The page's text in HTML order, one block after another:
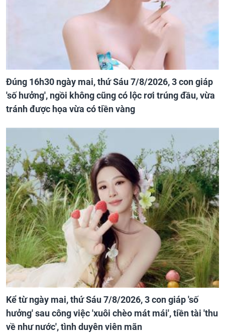
Đúng 16h30 ngày mai, thứ Sáu 7/8/2026, 3 con giáp
'số hưởng', ngồi không cũng có lộc rơi trúng đầu, vừa
tránh được họa vừa có tiền vàng
Kể từ ngày mai, thứ Sáu 7/8/2026, 3 con giáp 'số
hưởng' sau công việc 'xuôi chèo mát mái', tiền tài 'thu
về như nước', tình duyên viên mãn